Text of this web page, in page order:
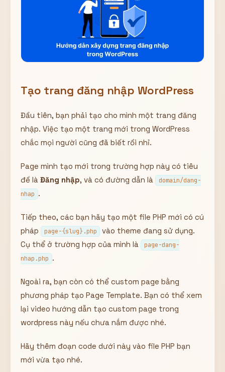
Bạn không có tài khoản?Đăng ký
Tạo trang đăng nhập WordPress
Đầu tiên, bạn phải tạo cho mình một trang đăng
nhập. Việc tạo một trang mới trong WordPress
chắc mọi người cũng đã biết rồi nhỉ.
Page mình tạo mới trong trường hợp này có tiêu
đề là Đăng nhập, và có đường dẫn là
domain/dang-
nhap .
Tiếp theo, các bạn hãy tạo một file PHP mới có cú
pháp
page-{slug}.php
vào theme đang sử dụng.
Cụ thể ở trường hợp của mình là
page-dang-
nhap.php .
Ngoài ra, bạn còn có thể custom page bằng
phương pháp tạo Page Template. Bạn có thể xem
lại video hướng dẫn tạo custom page trong
wordpress này nếu chưa nắm được nhé.
Hãy thêm đoạn code dưới này vào file PHP bạn
mới vừa tạo nhé.